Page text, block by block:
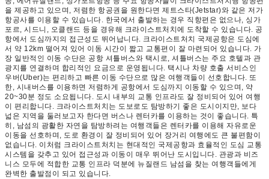
을 제공하고 있으며, 저렴한 항공권을 원한다면 제트스타(Jetstar)와 같은 저가
항공사를 이용할 수 있습니다. 한국에서 출발하는 경우 직항편은 없으나, 싱가
포르, 시드니, 오클랜드 등을 경유해 크라이스트처치에 도착할 수 있습니다. 공
항에서 도심까지의 접근성도 뛰어납니다. 크라이스트처치 국제공항은 도심에
서 약 12km 떨어져 있어 이동 시간이 짧고 교통편이 잘 마련되어 있습니다. 가
장 일반적인 이동 수단은 공항 셔틀버스와 택시로, 셔틀버스는 주요 호텔과 관
광지를 연결하며 합리적인 요금으로 운영됩니다. 택시나 차량 호출 서비스인
우버(Uber)는 편리하고 빠른 이동 수단으로 많은 여행객들이 선호합니다. 또
한, 시내버스를 이용하면 저렴하게 공항에서 도심까지 이동할 수 있으며, 약
20~30분 정도 소요됩니다. 도시 내부의 교통 인프라도 잘 정비되어 있어 여행
이 편리합니다. 크라이스트처치는 도보로도 탐방하기 좋은 도시이지만, 보다
넓은 지역을 둘러보고자 한다면 버스나 렌터카를 이용하는 것이 좋습니다. 특
히, 남섬의 광활한 자연을 탐방하려는 여행객들은 렌터카를 이용해 자유로운
이동을 선호하며, 도로 환경이 잘 정비되어 있어 장거리 여행에도 큰 불편함이
없습니다. 이처럼 크라이스트처치는 현대적인 국제공항과 효율적인 도심 교통
시스템을 갖추고 있어 접근성과 이동이 매우 뛰어난 도시입니다. 관광과 비즈
니스 모두에 적합한 교통 인프라 덕분에 뉴질랜드 남섬을 찾는 여행객들에게
완벽한 출발점이 되고 있습니다.